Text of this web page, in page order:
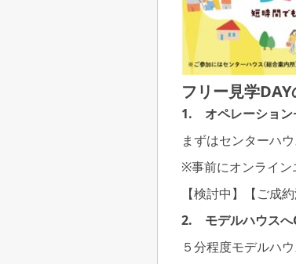
フリー見学
1. オペレーショ
まずはセンターハ
※事前にオンライン
【検討中】【ご成
2. モデルハウスへ
５分程度モデルハ